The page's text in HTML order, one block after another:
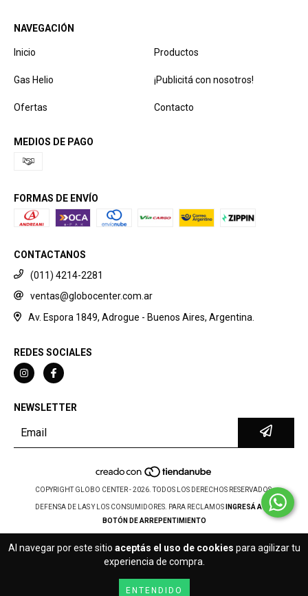
Al navegar por este sitio aceptás el uso de cookies para agilizar tu
experiencia de compra.
ENTENDIDO
NAVEGACIÓN
Inicio Productos
Gas Helio ¡Publicitá con nosotros!
Ofertas Contacto
MEDIOS DE PAGO
FORMAS DE ENVÍO
CONTACTANOS
(011) 4214-2281
ventas@globocenter.com.ar
Av. Espora 1849, Adrogue - Buenos Aires, Argentina.
REDES SOCIALES
NEWSLETTER
COPYRIGHT GLOBO CENTER - 2026. TODOS LOS DERECHOS RESERVADOS.
DEFENSA DE LAS Y LOS CONSUMIDORES. PARA RECLAMOS
INGRESÁ ACÁ.
BOTÓN DE ARREPENTIMIENTO